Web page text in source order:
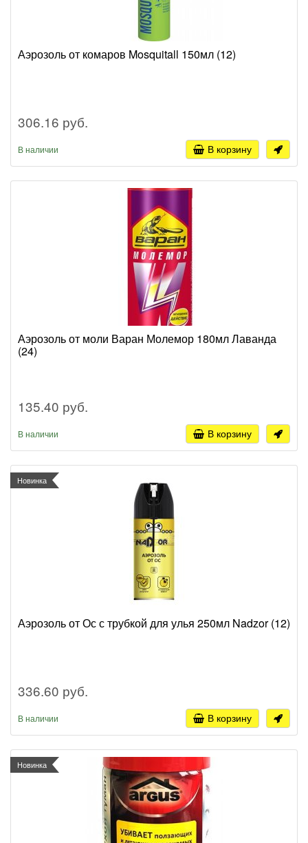
Аэрозоль от комаров Mosquitall 150мл (12)
306.16 руб.
В наличии В корзину
Аэрозоль от моли Варан Молемор 180мл Лаванда
(24)
135.40 руб.
В наличии В корзину
Новинка
Аэрозоль от Ос с трубкой для улья 250мл Nadzor (12)
336.60 руб.
В наличии В корзину
Новинка